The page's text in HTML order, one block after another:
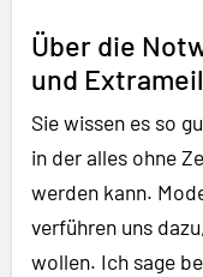
Über die
und
Sie wissen es so
in der alles ohne
werden kann.
verführen uns
wollen. Ich sage